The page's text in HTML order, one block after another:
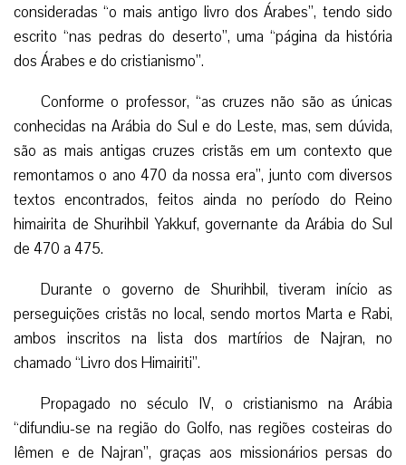
consideradas “o mais antigo livro dos Árabes”, tendo sido
escrito “nas pedras do deserto”, uma “página da história
dos Árabes e do cristianismo”.
Conforme o professor, “as cruzes não são as únicas
conhecidas na Arábia do Sul e do Leste, mas, sem dúvida,
são as mais antigas cruzes cristãs em um contexto que
remontamos o ano 470 da nossa era”, junto com diversos
textos encontrados, feitos ainda no período do Reino
himairita de Shurihbil Yakkuf, governante da Arábia do Sul
de 470 a 475.
Durante o governo de Shurihbil, tiveram início as
perseguições cristãs no local, sendo mortos Marta e Rabi,
ambos inscritos na lista dos martírios de Najran, no
chamado “Livro dos Himairiti”.
Propagado no século IV, o cristianismo na Arábia
“difundiu-se na região do Golfo, nas regiões costeiras do
Iêmen e de Najran”, graças aos missionários persas do